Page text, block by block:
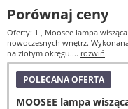
Porównaj ceny
Oferty: 1 , Moosee lampa
nowoczesnych wnętrz.
na złotym okręgu.... rozwiń
POLECANA OFERTA
MOOSEE lampa